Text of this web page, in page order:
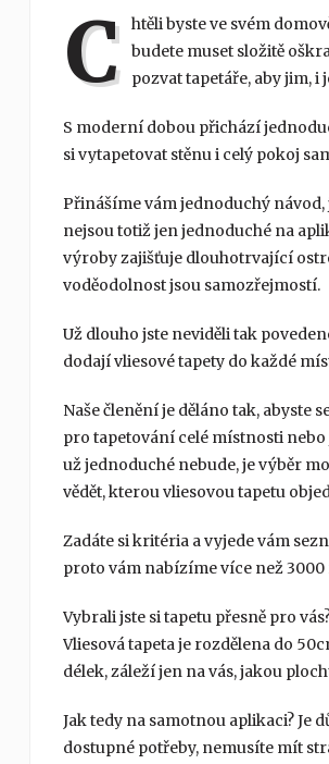
C htěli byste ve svém
budete muset složitě
pozvat tapetáře, aby jim,
S moderní dobou přichází
si vytapetovat stěnu i celý pokoj
Přinášíme vám jednoduchý
nejsou totiž jen jednoduché na
výroby zajišťuje dlouhotrvající
voděodolnost jsou samozřejmostí.
Už dlouho jste neviděli tak
dodají vliesové tapety do každé
Naše členění je děláno tak, abyste
pro tapetování celé místnosti nebo
už jednoduché nebude, je výběr
vědět, kterou vliesovou tapetu
Zadáte si kritéria a vyjede vám
proto vám nabízíme více než
Vybrali jste si tapetu přesně pro
Vliesová tapeta je rozdělena do
délek, záleží jen na vás, jakou
Jak tedy na samotnou aplikaci? Je
dostupné potřeby, nemusíte mít